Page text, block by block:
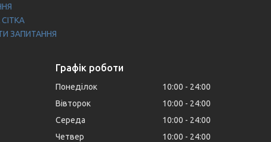
ЗАПИТАННЯ
Графік роботи
Понеділок 10:00
24:00
Вівторок
10:00
24:00
Середа
10:00
24:00
Четвер
10:00
24:00